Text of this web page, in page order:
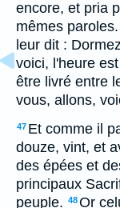
encore, et pria
mêmes paroles.
leur dit :
voici, l'heure
être livré entre
vous, allons,
47 Et comme il
douze, vint, et
des épées et
principaux
peuple. 48Or